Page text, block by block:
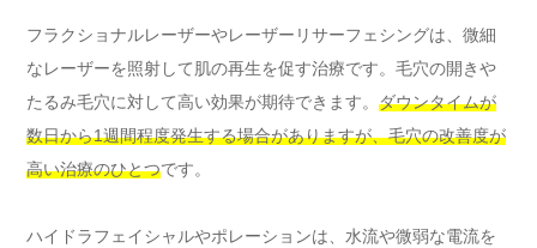
フラクショナルレーザーやレーザーリサーフェシングは、微細
なレーザーを照射して肌の再生を促す治療です。毛穴の開きや
たるみ毛穴に対して高い効果が期待できます。 ダウンタイムが
数日から1週間程度発生する場合がありますが、毛穴の改善度が
高い治療のひとつです。
ハイドラフェイシャルやポレーションは、水流や微弱な電流を